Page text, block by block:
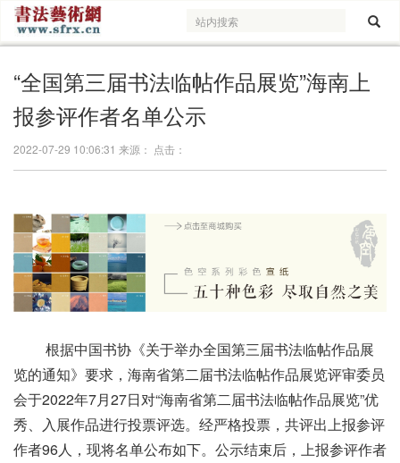
“全国第三届书法临帖作品展览”海南上
报参评作者名单公示
2022-07-29 10:06:31 来源： 点击：
根据中国书协《关于举办全国第三届书法临帖作品展
览的通知》要求，海南省第二届书法临帖作品展览评审委员
会于2022年7月27日对“海南省第二届书法临帖作品展览”优
秀、入展作品进行投票评选。经严格投票，共评出上报参评
作者96人，现将名单公布如下。公示结束后，上报参评作者